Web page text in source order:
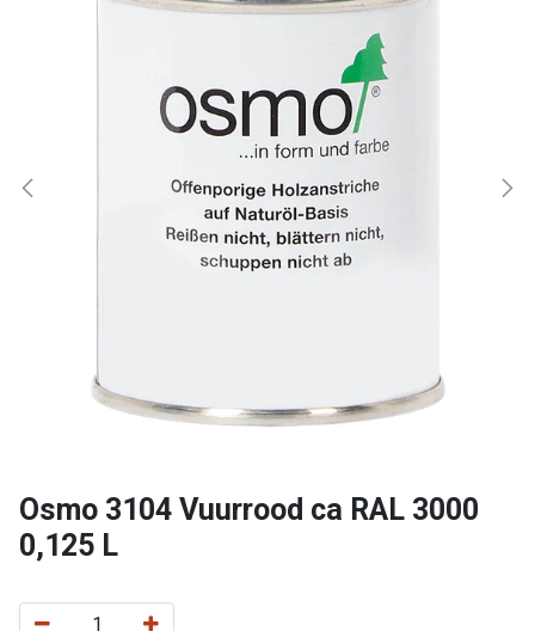
Osmo 3104 Vuurrood ca RAL 3000
0,125 L